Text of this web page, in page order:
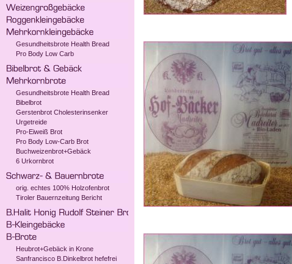
Gesundheitsbrote Health Bread
Pro Body Low Carb
Gesundheitsbrote Health Bread
Bibelbrot
Gerstenbrot Cholesterinsenker
Urgetreide
Pro-Eiweiß Brot
Pro Body Low-Carb Brot
Buchweizenbrot+Gebäck
6 Urkornbrot
orig. echtes 100% Holzofenbrot
Tiroler Bauernzeitung Bericht
Heubrot+Gebäck in Krone
Sanfrancisco B.Dinkelbrot hefefrei